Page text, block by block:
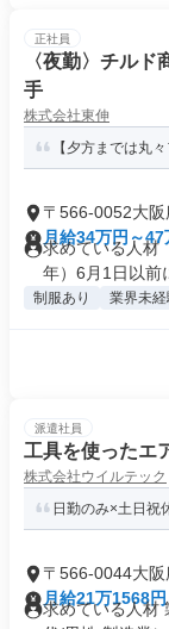
正社員
〈夜勤〉チル
手
株式会社東伸
【夕方までは丸
〒566-0052大
月給34万円～47
求めている人材
年）6月1日以前
制服あり 業界未
派遣社員
工具を使ったエ
株式会社ウイルテック
日勤のみ×土日祝
〒566-0044大
月給21万1568
求めている人材